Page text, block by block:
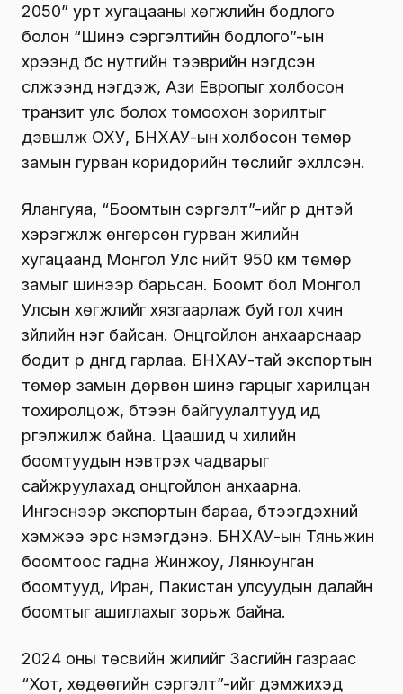
2050” урт хугацааны хөгжлийн бодлого
болон “Шинэ сэргэлтийн бодлого”-ын
хүрээнд бүс нутгийн тээврийн нэгдсэн
сүлжээнд нэгдэж, Ази Европыг холбосон
транзит улс болох томоохон зорилтыг
дэвшүүлж ОХУ, БНХАУ-ын холбосон төмөр
замын гурван коридорийн төслийг эхлүүлсэн.
Ялангуяа, “Боомтын сэргэлт”-ийг үр дүнтэй
хэрэгжүүлж өнгөрсөн гурван жилийн
хугацаанд Монгол Улс нийт 950 км төмөр
замыг шинээр барьсан. Боомт бол Монгол
Улсын хөгжлийг хязгаарлаж буй гол хүчин
зүйлийн нэг байсан. Онцгойлон анхаарснаар
бодит үр дүнгүүд гарлаа. БНХАУ-тай экспортын
төмөр замын дөрвөн шинэ гарцыг харилцан
тохиролцож, бүтээн байгуулалтууд ид
үргэлжилж байна. Цаашид ч хилийн
боомтуудын нэвтрэх чадварыг
сайжруулахад онцгойлон анхаарна.
Ингэснээр экспортын бараа, бүтээгдэхүүний
хэмжээ эрс нэмэгдэнэ. БНХАУ-ын Тяньжин
боомтоос гадна Жинжоу, Лянюунган
боомтууд, Иран, Пакистан улсуудын далайн
боомтыг ашиглахыг зорьж байна.
2024 оны төсвийн жилийг Засгийн газраас
“Хот, хөдөөгийн сэргэлт”-ийг дэмжихэд